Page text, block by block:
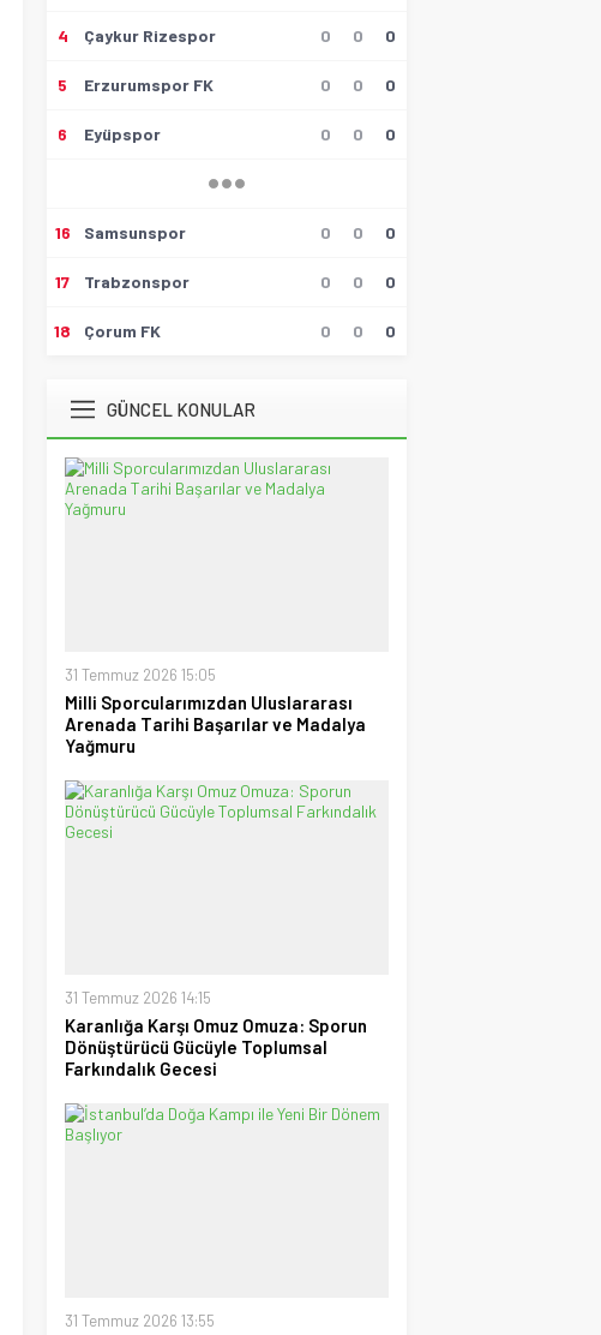
4 Büyüklerin Bu Hafta Maçlarını
Oldu!
NoFenerbahçe! YesTtingham
Selçuk Tuna
uzanan Bay Nalçakan oldu
30 Haziran 2026 17:09
Tayyar Sümen
Ayhan Kısrure
Uzak Doğu Sporları mı Bize
Uzak, Yoksa Biz mi Kendi
4 Çaykur Rizespor 0 0 0
5 Erzurumspor FK 0 0 0
6 Eyüpspor 0 0 0
16 Samsunspor 0 0 0
17 Trabzonspor 0 0 0
18 Çorum FK 0 0 0
GÜNCEL KONULAR
31 Temmuz 2026 15:05
Milli Sporcularımızdan Uluslararası
Arenada Tarihi Başarılar ve Madalya
Yağmuru
31 Temmuz 2026 14:15
Karanlığa Karşı Omuz Omuza: Sporun
Dönüştürücü Gücüyle Toplumsal
Farkındalık Gecesi
31 Temmuz 2026 13:55